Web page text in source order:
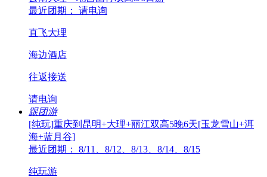
最近团期： 请电询
直飞大理
海边酒店
往返接送
请电询
跟团游
[纯玩]重庆到昆明+大理+丽江双高5晚6天[玉龙雪山+洱
海+蓝月谷]
最近团期： 8/11、8/12、8/13、8/14、8/15
纯玩游